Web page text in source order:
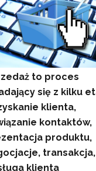
to proces
się z kilku
klienta,
kontaktów,
produktu,
transakcja,
klienta